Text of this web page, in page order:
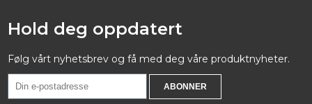
Hold deg oppdatert
Følg vårt nyhetsbrev og få med deg våre produktnyheter.